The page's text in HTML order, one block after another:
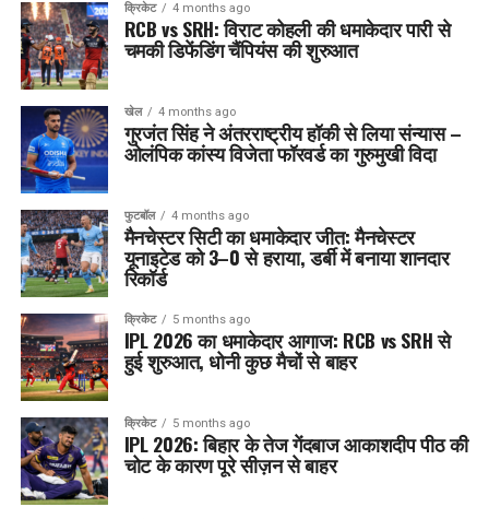
क्रिकेट 4 months ago
RCB vs SRH: विराट कोहली की धमाकेदार पारी से
चमकी डिफेंडिंग चैंपियंस की शुरुआत
खेल 4 months ago
गुरजंत सिंह ने अंतरराष्ट्रीय हॉकी से लिया संन्यास –
ओलंपिक कांस्य विजेता फॉरवर्ड का गुरुमुखी विदा
फुटबॉल 4 months ago
मैनचेस्टर सिटी का धमाकेदार जीत: मैनचेस्टर
यूनाइटेड को 3–0 से हराया, डर्बी में बनाया शानदार
रिकॉर्ड
क्रिकेट 5 months ago
IPL 2026 का धमाकेदार आगाज: RCB vs SRH से
हुई शुरुआत, धोनी कुछ मैचों से बाहर
क्रिकेट 5 months ago
IPL 2026: बिहार के तेज गेंदबाज आकाशदीप पीठ की
चोट के कारण पूरे सीज़न से बाहर